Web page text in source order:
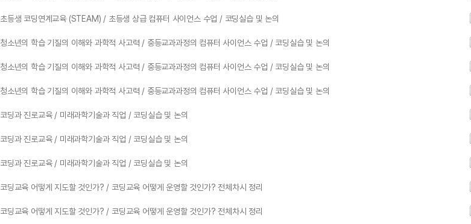
초등생 코딩연계교육 (STEAM) / 초등생 상급 컴퓨터 사이언스 수업 / 코딩실습 및 논의
청소년의 학습 기질의 이해와 과학적 사고력 / 중등교과과정의 컴퓨터 사이언스 수업 / 코딩실습 및 논의
청소년의 학습 기질의 이해와 과학적 사고력 / 중등교과과정의 컴퓨터 사이언스 수업 / 코딩실습 및 논의
청소년의 학습 기질의 이해와 과학적 사고력 / 중등교과과정의 컴퓨터 사이언스 수업 / 코딩실습 및 논의
코딩과 진로교육 / 미래과학기술과 직업 / 코딩실습 및 논의
코딩과 진로교육 / 미래과학기술과 직업 / 코딩실습 및 논의
코딩과 진로교육 / 미래과학기술과 직업 / 코딩실습 및 논의
코딩교육 어떻게 지도할 것인가? / 코딩교육 어떻게 운영할 것인가? 전체차시 정리
코딩교육 어떻게 지도할 것인가? / 코딩교육 어떻게 운영할 것인가? 전체차시 정리